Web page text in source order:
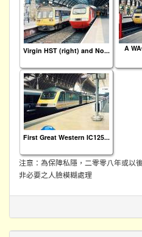
Virgin HST (right) and No...
A
First Great Western IC125...
注意：為保障私隱，二零零八年或以
非必要之人臉模糊處理